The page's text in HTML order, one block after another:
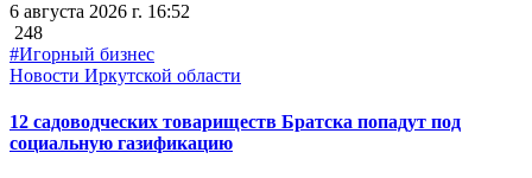
6 августа 2026 г. 16:52
248
#Игорный бизнес
Новости Иркутской области
12 садоводческих товариществ Братска попадут под
социальную газификацию